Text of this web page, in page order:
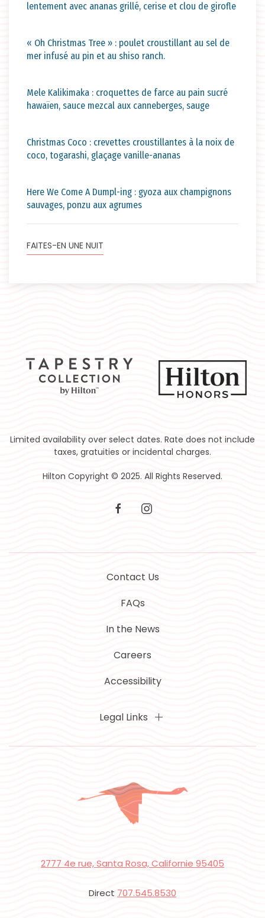
lentement avec ananas grillé, cerise et clou de girofle
« Oh Christmas Tree » : poulet croustillant au sel de
mer infusé au pin et au shiso ranch.
Mele Kalikimaka : croquettes de farce au pain sucré
hawaïen, sauce mezcal aux canneberges, sauge
Christmas Coco : crevettes croustillantes à la noix de
coco, togarashi, glaçage vanille-ananas
Here We Come A Dumpl-ing : gyoza aux champignons
sauvages, ponzu aux agrumes
FAITES-EN UNE NUIT
Limited availability over select dates. Rate does not include
taxes, gratuities or incidental charges.
Hilton Copyright © 2025. All Rights Reserved.
facebookinstagram
Contact Us
FAQs
In the News
Careers
Accessibility
Legal Links
2777 4e rue, Santa Rosa, Californie 95405
Direct 707.545.8530